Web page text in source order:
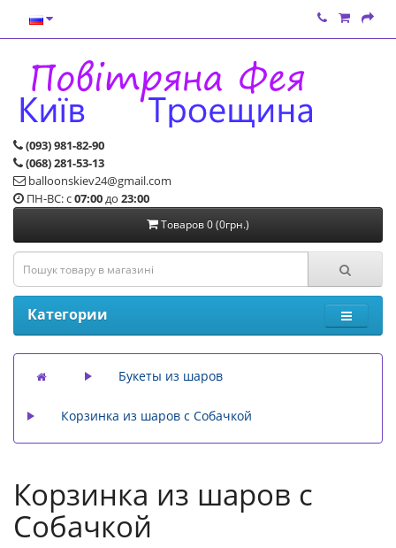
(093) 981-82-90
(068) 281-53-13
balloonskiev24@gmail.com
ПН-ВС: с07:00до 23:00
Товаров 0 (0грн.)
Категории
Букеты из шаров
Корзинка из шаров с Собачкой
Корзинка из шаров с
Собачкой